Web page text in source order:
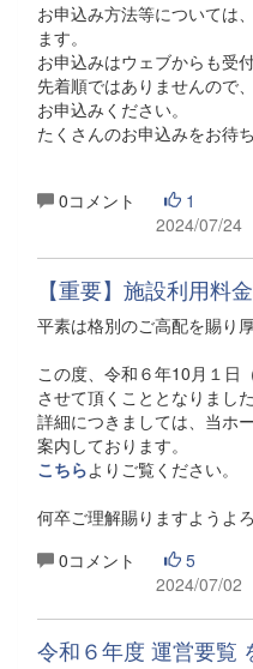
お申込み方法等については、
ます。
お申込みはウェブからも受
先着順ではありませんので
お申込みください。
たくさんのお申込みをお待
0コメント
1
2024/07/24
【重要】施設利用料
平素は格別のご高配を賜り
この度、令和６年10月１日
させて頂くこととなりまし
詳細につきましては、当ホ
案内しております。
こちらよりご覧ください。
何卒ご理解賜りますようよ
0コメント
5
2024/07/02
令和６年度 運営要覧